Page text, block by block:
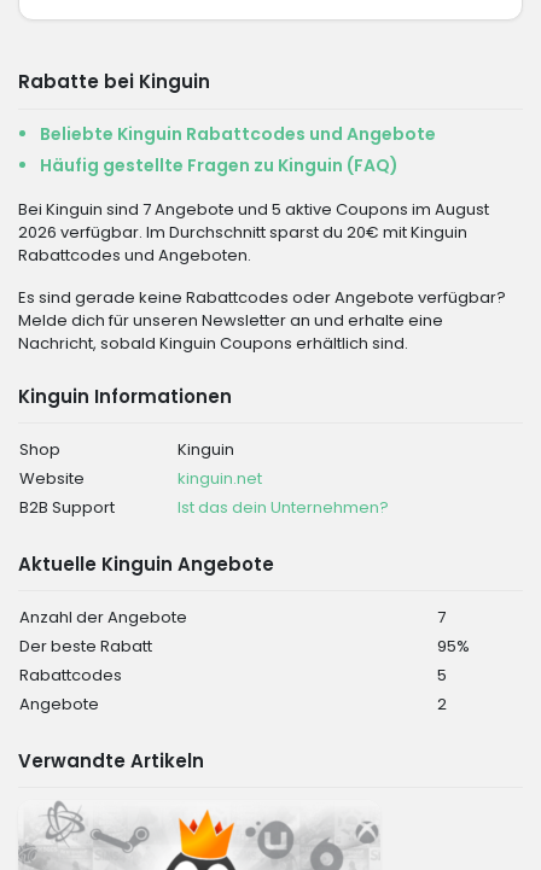
Rabatte bei Kinguin
Beliebte Kinguin Rabattcodes und Angebote
Häufig gestellte Fragen zu Kinguin (FAQ)
Bei Kinguin sind 7 Angebote und 5 aktive Coupons im August
2026 verfügbar. Im Durchschnitt sparst du 20€ mit Kinguin
Rabattcodes und Angeboten.
Es sind gerade keine Rabattcodes oder Angebote verfügbar?
Melde dich für unseren Newsletter an und erhalte eine
Nachricht, sobald Kinguin Coupons erhältlich sind.
Kinguin Informationen
Shop
Kinguin
Website
kinguin.net
B2B Support
Ist das dein Unternehmen?
Aktuelle Kinguin Angebote
Anzahl der Angebote
7
Der beste Rabatt
95%
Rabattcodes
5
Angebote
2
Verwandte Artikeln